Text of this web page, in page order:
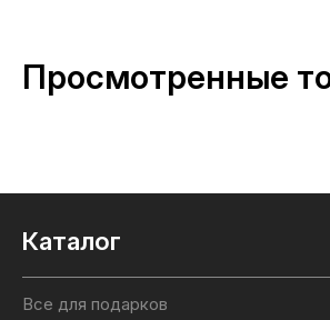
Просмотренные
Каталог
Все для подарков